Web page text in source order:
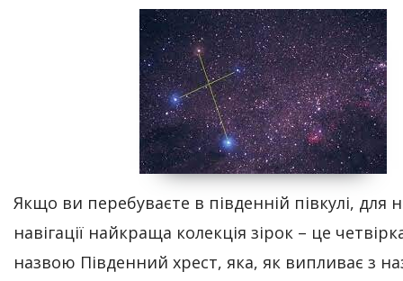
Якщо ви перебуваєте в південній півкулі, для
навігації найкраща колекція зірок – це
назвою Південний хрест, яка, як випливає з